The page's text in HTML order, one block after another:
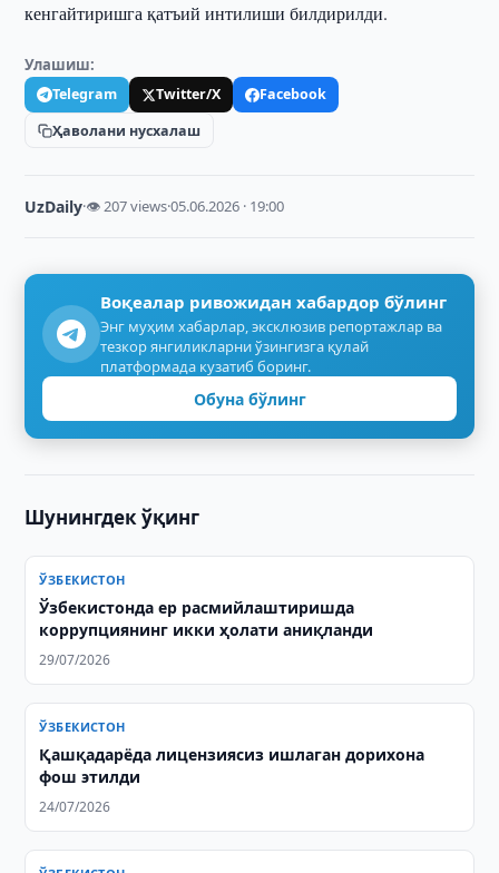
кенгайтиришга қатъий интилиши билдирилди.
Улашиш:
Telegram Twitter/X
Facebook
Ҳаволани нусхалаш
UzDaily·👁 207 views·05.06.2026 · 19:00
Воқеалар ривожидан хабардор бўлинг
Энг муҳим хабарлар, эксклюзив репортажлар ва
тезкор янгиликларни ўзингизга қулай
платформада кузатиб боринг.
Обуна бўлинг
Шунингдек ўқинг
ЎЗБЕКИСТОН
Ўзбекистонда ер расмийлаштиришда
коррупциянинг икки ҳолати аниқланди
29/07/2026
ЎЗБЕКИСТОН
Қашқадарёда лицензиясиз ишлаган дорихона
фош этилди
24/07/2026